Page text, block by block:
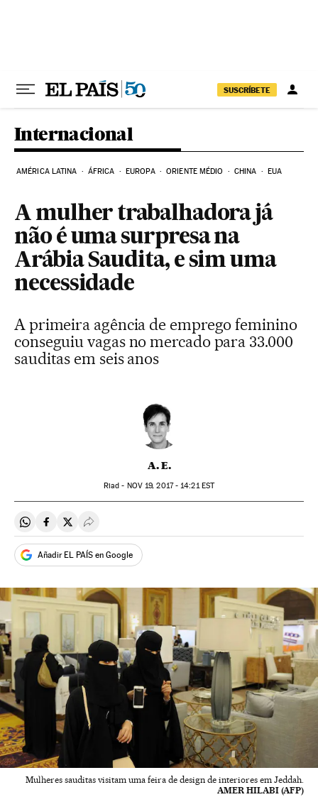
SUSCRÍBETE
Internacional
AMÉRICA LATINA ÁFRICA EUROPA ORIENTE MÉDIO CHINA EUA
A mulher trabalhadora já
não é uma surpresa na
Arábia Saudita, e sim uma
necessidade
A primeira agência de emprego feminino
conseguiu vagas no mercado para 33.000
sauditas em seis anos
A. E.
Riad - NOV19, 2017 - 14:21EST
Compartir en Whatsapp
Compartir en Facebook
Compartir en Twitter
Desplegar Redes Sociales
Añadir EL PAÍS en Google
Mulheres sauditas visitam uma feira de design de interiores em Jeddah.
AMER HILABI (AFP)